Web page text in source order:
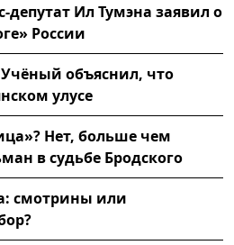
Ил Тумэна заявил о
России
объяснил, что
улусе
Нет, больше чем
в судьбе Бродского
смотрины или